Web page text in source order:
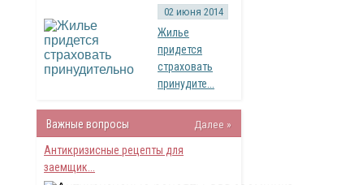
02 июня 2014
Жилье
придется
страховать
принудите...
Важные вопросы
Далее »
Антикризисные рецепты для
заемщик...